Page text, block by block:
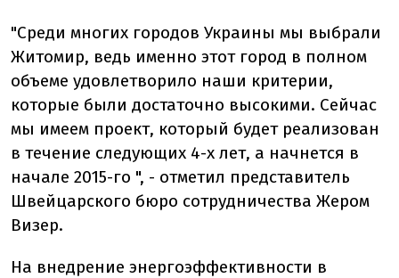
"Среди многих городов Украины мы выбрали
Житомир, ведь именно этот город в полном
объеме удовлетворило наши критерии,
которые были достаточно высокими. Сейчас
мы имеем проект, который будет реализован
в течение следующих 4-х лет, а начнется в
начале 2015-го ", - отметил представитель
Швейцарского бюро сотрудничества Жером
Визер.
На внедрение энергоэффективности в